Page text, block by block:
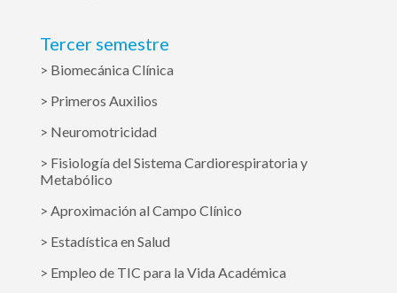
Tercer semestre
> Biomecánica Clínica
> Primeros Auxilios
> Neuromotricidad
> Fisiología del Sistema Cardiorespiratoria y
Metabólico
> Aproximación al Campo Clínico
> Estadística en Salud
> Empleo de TIC para la Vida Académica